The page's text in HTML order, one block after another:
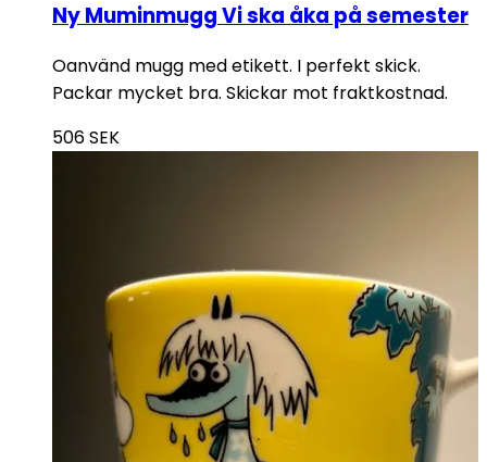
Ny Muminmugg Vi ska åka på semester
Oanvänd mugg med etikett. I perfekt skick.
Packar mycket bra. Skickar mot fraktkostnad.
506SEK